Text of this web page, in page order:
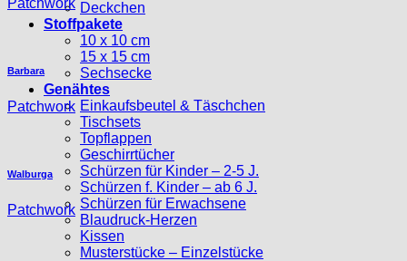
Deckchen
Stoffpakete
10 x 10 cm
15 x 15 cm
Sechsecke
Genähtes
Einkaufsbeutel & Täschchen
Tischsets
Topflappen
Geschirrtücher
Schürzen für Kinder – 2-5 J.
Schürzen f. Kinder – ab 6 J.
Schürzen für Erwachsene
Blaudruck-Herzen
Kissen
Musterstücke – Einzelstücke
Barbara
Patchwork
Walburga
Patchwork